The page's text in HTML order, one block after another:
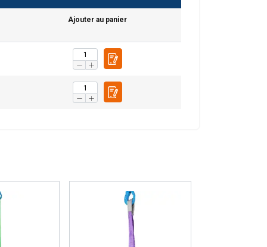
Ajouter au panier
FRENCH
ENGLISH
avez fournies ou
TOUT